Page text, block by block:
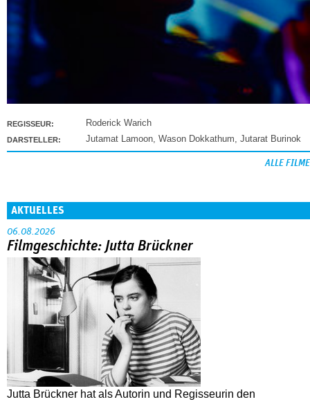
REGISSEUR: Roderick Warich
DARSTELLER: Jutamat Lamoon, Wason Dokkathum, Jutarat Burinok
ALLE FILME
AKTUELLES
06.08.2026
Filmgeschichte: Jutta Brückner
Jutta Brückner hat als Autorin und Regisseurin den